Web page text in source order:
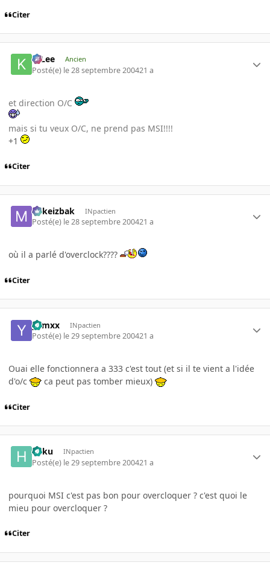
Citer
K-Lee Ancien
Posté(e) le 28 septembre 200421 a
et direction O/C
mais si tu veux O/C, ne prend pas MSI!!!!
+1
Citer
Mikeizbak INpactien
Posté(e) le 28 septembre 200421 a
où il a parlé d'overclock????
Citer
yamxx INpactien
Posté(e) le 29 septembre 200421 a
Ouai elle fonctionnera a 333 c'est tout (et si il te vient a l'idée
d'o/c
ca peut pas tomber mieux)
Citer
haku INpactien
Posté(e) le 29 septembre 200421 a
pourquoi MSI c'est pas bon pour overcloquer ? c'est quoi le
mieu pour overcloquer ?
Citer